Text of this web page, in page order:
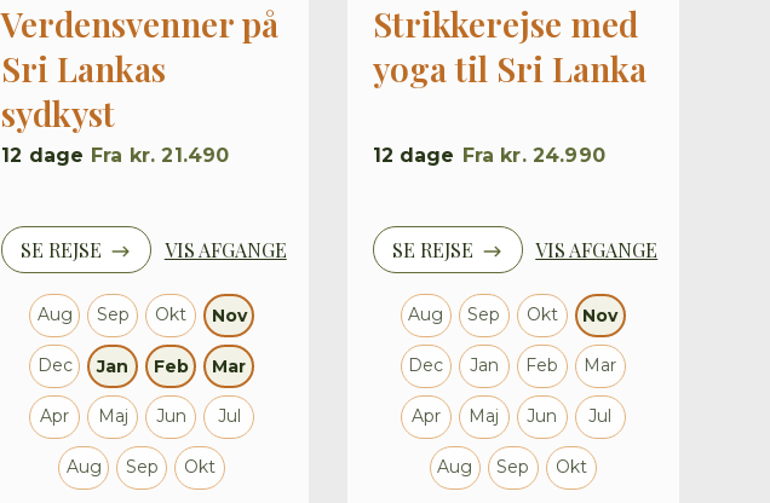
Verdensvenner på
Sri Lankas
sydkyst
12 dage Fra kr. 21.490
SE REJSE VIS AFGANGE
Aug Sep Okt Nov
Dec Jan Feb Mar
Apr Maj Jun Jul
Aug Sep Okt
Strikkerejse med
yoga til Sri Lanka
12 dage Fra kr. 24.990
SE REJSE VIS AFGANGE
Aug Sep Okt Nov
Dec Jan Feb Mar
Apr Maj Jun Jul
Aug Sep Okt